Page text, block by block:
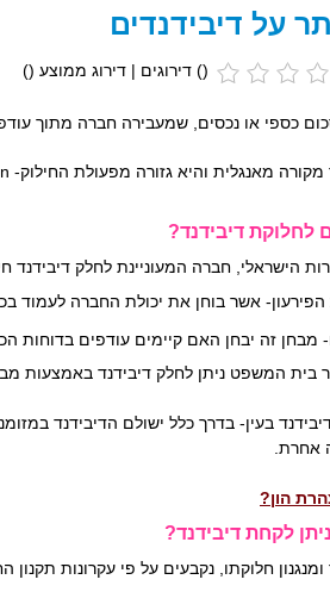
על דיבידנדים
() דירוגים | דירוג ממוצע ()
כספי או נכסים, שמעבירה חברה מתוך
דיבידנד?
הישראלי, חברה המעוניינת לחלק דיבידנד
הפירעון- אשר בוחן את יכולת החברה לעמוד
מבחן זה יבחן האם קיימים עודפים בדוחות
בית המשפט ניתן לחלק דיבידנד באמצעות
בעין- בדרך כלל ישולם הדיבידנד
אחרת.
הון?
לקחת דיבידנד?
ומנגנון חלוקתו, נקבעים על פי עקרונות